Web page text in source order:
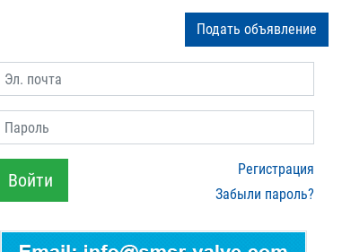
Подать объявление
Эл. почта
Пароль
Войти
Регистрация
Забыли пароль?